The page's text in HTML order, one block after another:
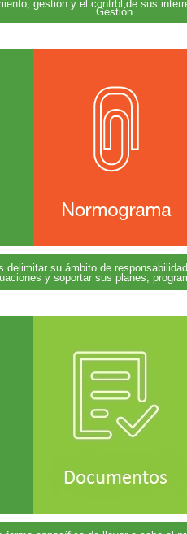
gestión y el control de sus
Gestión.
delimitar su ámbito de
y soportar sus planes,